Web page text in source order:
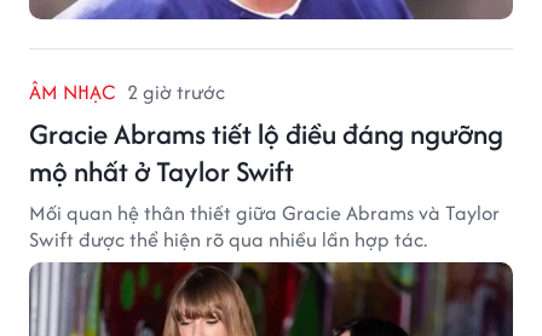
ÂM NHẠC 2 giờ trước
Gracie Abrams tiết lộ điều đáng ngưỡng
mộ nhất ở Taylor Swift
Mối quan hệ thân thiết giữa Gracie Abrams và Taylor
Swift được thể hiện rõ qua nhiều lần hợp tác.